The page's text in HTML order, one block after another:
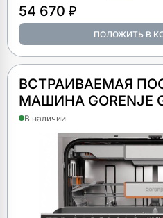
54 670 ₽
ВСТРАИВАЕМАЯ
МАШИНА GORENJE
В наличии